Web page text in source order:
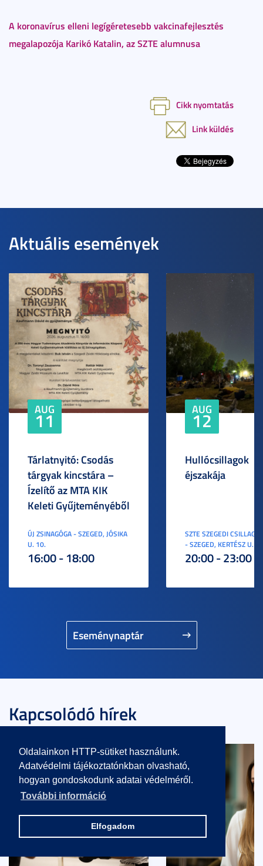
Oldalainkon HTTP-sütiket használunk.
Adatvédelmi tájékoztatónkban olvasható,
hogyan gondoskodunk adatai védelméről.
További információ
Elfogadom
A koronavírus elleni legígéretesebb vakcinafejlesztés
megalapozója Karikó Katalin, az SZTE alumnusa
Cikk nyomtatás
Link küldés
Aktuális események
Eseménynaptár
AUG
11
Tárlatnyitó: Csodás
tárgyak kincstára –
Ízelítő az MTA KIK
Keleti Gyűjteményéből
ÚJ ZSINAGÓGA - SZEGED, JÓSIKA
U. 10.
16:00 - 18:00
AUG
12
Hullócsillagok
éjszakája
SZTE SZEGEDI
- SZEGED, KERTÉSZ U. 3.
20:00 - 23:00
Kapcsolódó hírek